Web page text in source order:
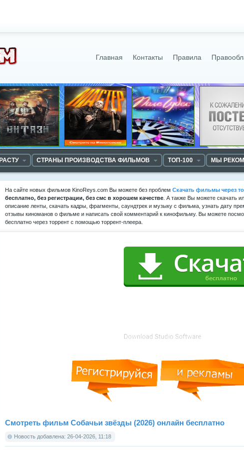
Главная Контакты Правила
СТРАНЫ ПРОИЗВОДСТВА ФИЛЬМОВ ТОП-100 МЫ
На сайте новых фильмов KinoReys.com Вы можете без проблем Скачать фильмы через
бесплатно, без регистрации, без смс в хорошем качестве . А также Вы можете скачать
описание ленты, скачать кадры, фрагменты, саундтрек и музыку с фильма, узнать дату
отзывы киноманов о фильме и написать свой комментарий к кинофильму. Вы можете
бесплатно через торрент с помощью торрент-плеера.
Смотреть фильм Собачьи звёзды (2026) онлайн бесплатно
Новость добавлена: 26-04-2026, 11:18